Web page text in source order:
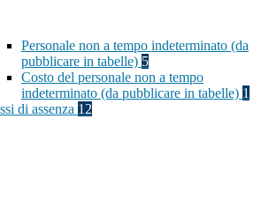
Personale non a tempo indeterminato (da
pubblicare in tabelle) 5
Costo del personale non a tempo
indeterminato (da pubblicare in tabelle) 1
di assenza 12